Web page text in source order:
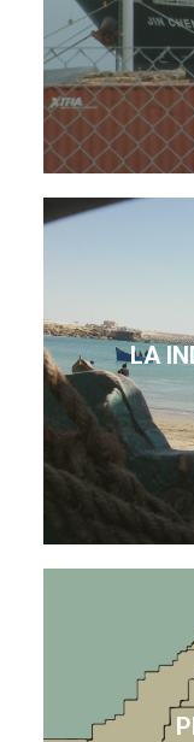
LA